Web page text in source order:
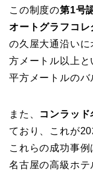
この制度の第1号
オートグラフコレ
の久屋大通沿い
方メートル以上
平方メートルのバ
また、 コンラッド
ており、これが
これらの成功事例
名古屋の高級ホテ